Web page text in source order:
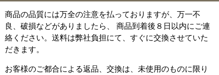
商品の品質には万全の注意を払っておりますが、万一不
良、破損などがありましたら、 商品到着後８日以内にご連
絡ください。送料は弊社負担にて、すぐに交換させていた
だきます。
お客様のご都合による返品、交換は、未使用のものに限り